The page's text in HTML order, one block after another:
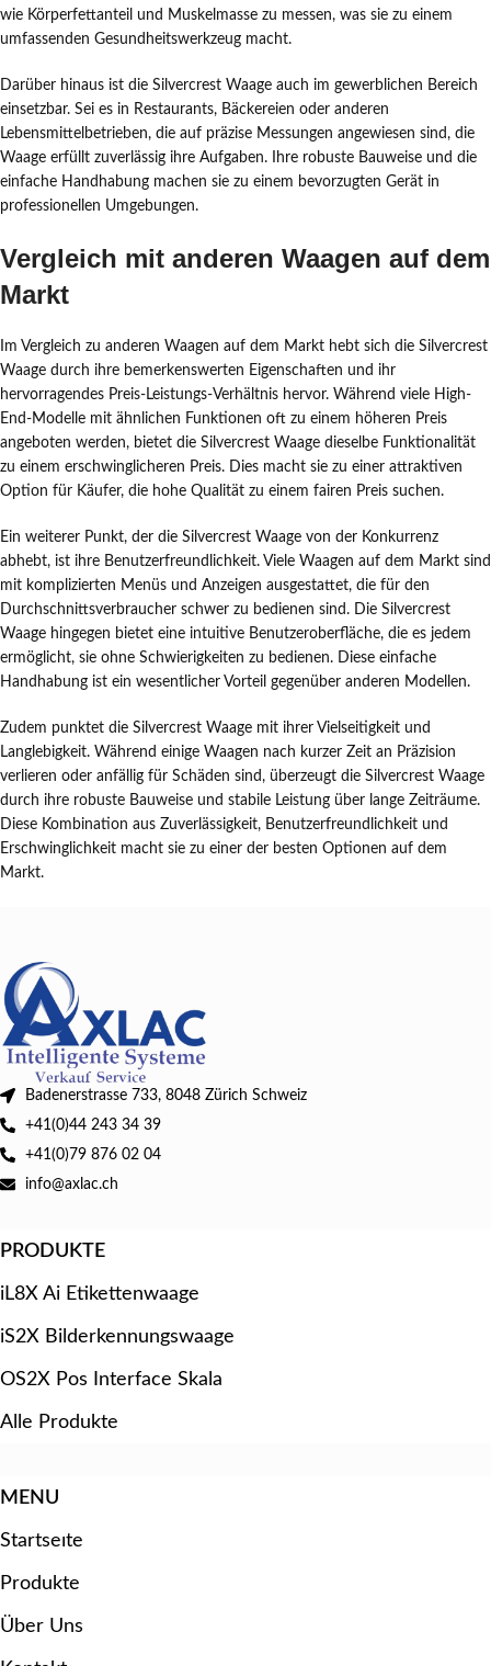
wie Körperfettanteil und Muskelmasse zu messen, was sie zu einem
umfassenden Gesundheitswerkzeug macht.
Darüber hinaus ist die Silvercrest Waage auch im gewerblichen Bereich
einsetzbar. Sei es in Restaurants, Bäckereien oder anderen
Lebensmittelbetrieben, die auf präzise Messungen angewiesen sind, die
Waage erfüllt zuverlässig ihre Aufgaben. Ihre robuste Bauweise und die
einfache Handhabung machen sie zu einem bevorzugten Gerät in
professionellen Umgebungen.
Vergleich mit anderen Waagen auf dem
Markt
Im Vergleich zu anderen Waagen auf dem Markt hebt sich die Silvercrest
Waage durch ihre bemerkenswerten Eigenschaften und ihr
hervorragendes Preis-Leistungs-Verhältnis hervor. Während viele High-
End-Modelle mit ähnlichen Funktionen oft zu einem höheren Preis
angeboten werden, bietet die Silvercrest Waage dieselbe Funktionalität
zu einem erschwinglicheren Preis. Dies macht sie zu einer attraktiven
Option für Käufer, die hohe Qualität zu einem fairen Preis suchen.
Ein weiterer Punkt, der die Silvercrest Waage von der Konkurrenz
abhebt, ist ihre Benutzerfreundlichkeit. Viele Waagen auf dem Markt sind
mit komplizierten Menüs und Anzeigen ausgestattet, die für den
Durchschnittsverbraucher schwer zu bedienen sind. Die Silvercrest
Waage hingegen bietet eine intuitive Benutzeroberfläche, die es jedem
ermöglicht, sie ohne Schwierigkeiten zu bedienen. Diese einfache
Handhabung ist ein wesentlicher Vorteil gegenüber anderen Modellen.
Zudem punktet die Silvercrest Waage mit ihrer Vielseitigkeit und
Langlebigkeit. Während einige Waagen nach kurzer Zeit an Präzision
verlieren oder anfällig für Schäden sind, überzeugt die Silvercrest Waage
durch ihre robuste Bauweise und stabile Leistung über lange Zeiträume.
Diese Kombination aus Zuverlässigkeit, Benutzerfreundlichkeit und
Erschwinglichkeit macht sie zu einer der besten Optionen auf dem
Markt.
Badenerstrasse 733, 8048 Zürich Schweiz
+41(0)44 243 34 39
+41(0)79 876 02 04
info@axlac.ch
PRODUKTE
iL8X Ai Etikettenwaage
iS2X Bilderkennungswaage
OS2X Pos Interface Skala
Alle Produkte
MENU
Startseıte
Produkte
Über Uns